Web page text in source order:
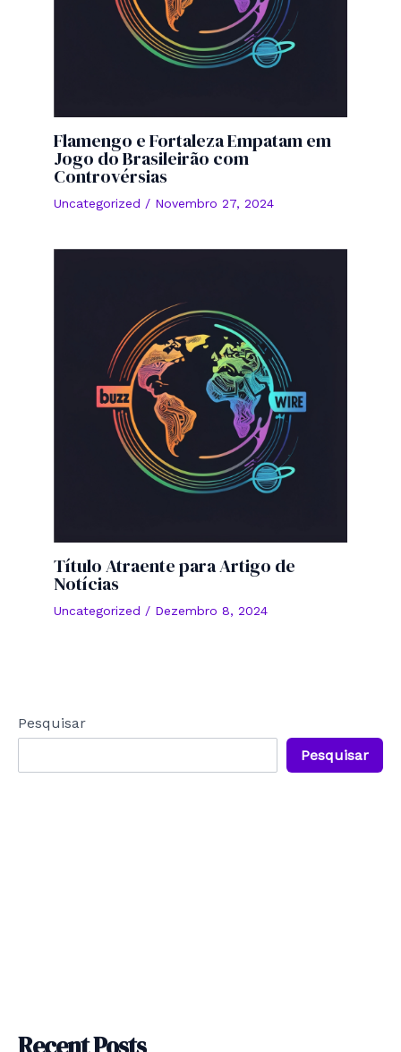
Flamengo e Fortaleza Empatam em
Jogo do Brasileirão com
Controvérsias
Uncategorized / Novembro 27, 2024
Título Atraente para Artigo de
Notícias
Uncategorized / Dezembro 8, 2024
Pesquisar
Pesquisar